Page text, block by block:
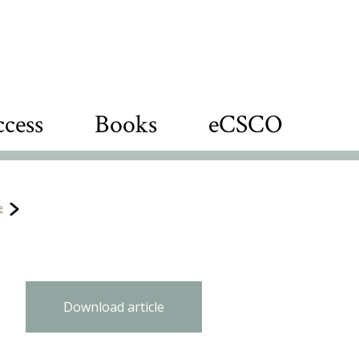
Books eCSCO
Download article